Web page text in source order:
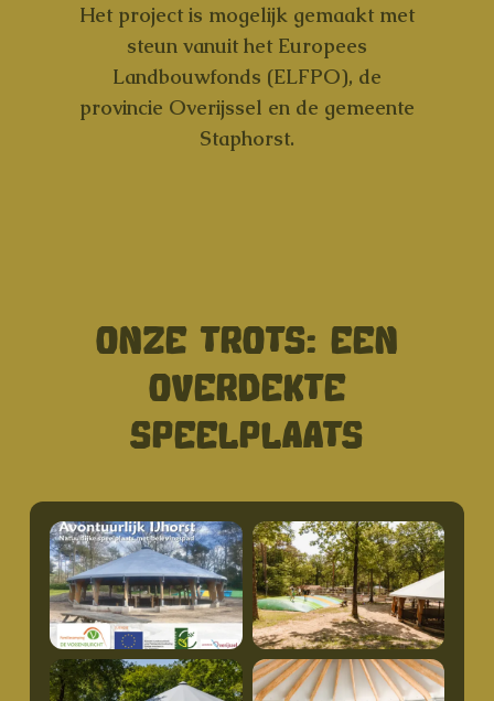
Het project is mogelijk gemaakt met
steun vanuit het Europees
Landbouwfonds (ELFPO), de
provincie Overijssel en de gemeente
Staphorst.
ONZE TROTS: EEN
OVERDEKTE
SPEELPLAATS